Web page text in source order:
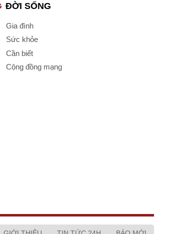
ĐỜI SỐNG
Gia đình
Sức khỏe
Cần biết
Cộng đồng mạng